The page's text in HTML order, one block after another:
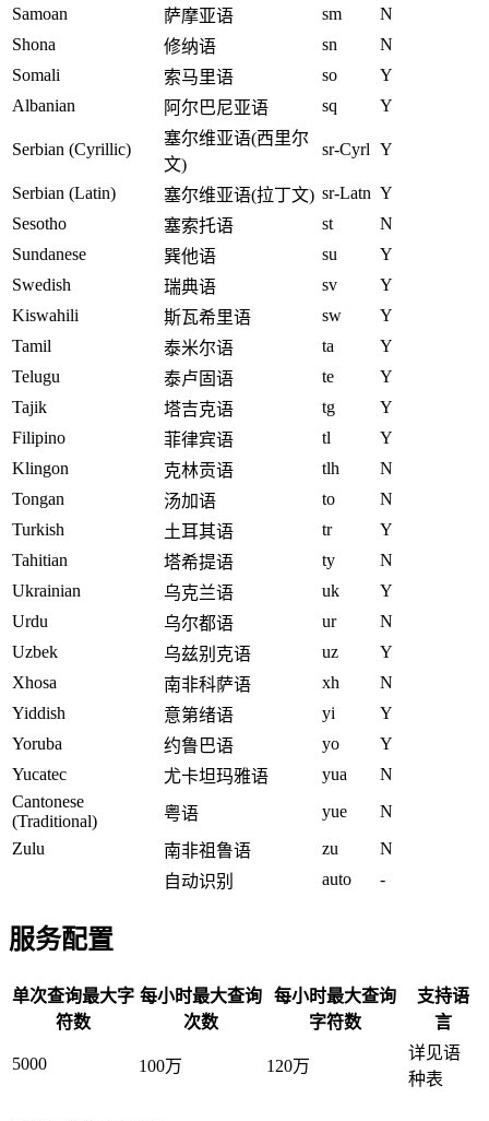
Samoan
萨摩亚语 sm
N
Shona
修纳语 sn
N
Somali
索马里语 so
Y
Albanian
阿尔巴尼亚语 sq Y
Serbian (Cyrillic)
塞尔维亚语(西里尔
文)
sr-Cyrl Y
Serbian (Latin) 塞尔维亚语(拉丁文) sr-Latn Y
Sesotho
塞索托语 st
N
Sundanese
巽他语 su
Y
Swedish
瑞典语 sv
Y
Kiswahili
斯瓦希里语 sw
Y
Tamil
泰米尔语 ta
Y
Telugu
泰卢固语 te
Y
Tajik
塔吉克语 tg
Y
Filipino
菲律宾语 tl
Y
Klingon
克林贡语 tlh
N
Tongan
汤加语 to
N
Turkish
土耳其语 tr
Y
Tahitian
塔希提语 ty
N
Ukrainian
乌克兰语 uk
Y
Urdu
乌尔都语 ur
N
Uzbek
乌兹别克语 uz
Y
Xhosa
南非科萨语 xh
N
Yiddish
意第绪语 yi
Y
Yoruba
约鲁巴语 yo
Y
Yucatec
尤卡坦玛雅语 yua
N
Cantonese
(Traditional)
粤语 yue
N
Zulu
南非祖鲁语 zu
N
自动识别
auto -
服务配置
单次查询最大字
符数
每小时最大查询
次数
每小时最大查询
字符数
支持语
言
5000 100万 120万
详见语
种表